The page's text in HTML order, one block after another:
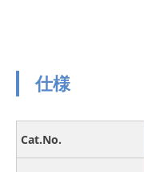
仕様
Cat.No.